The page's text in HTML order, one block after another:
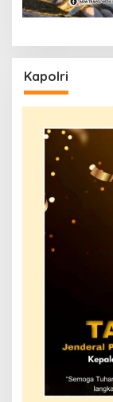
Kapolri